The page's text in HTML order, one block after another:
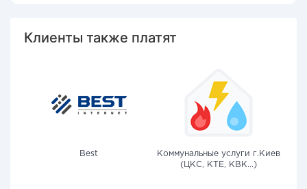
Клиенты также платят
Best
Коммунальные услуги г.Киев
(ЦКС, КТЕ, КВК...)